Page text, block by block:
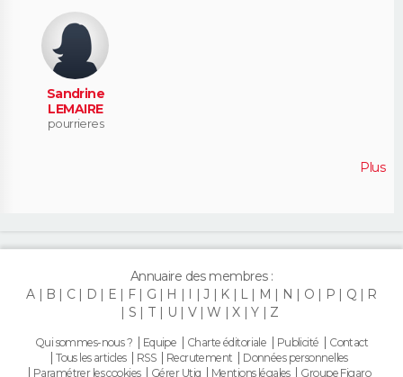
Sandrine
LEMAIRE
pourrieres
Plus
Annuaire des membres :
A
B C D E F G H I J K L M N O P Q
R
S
T U V W X Y Z
Qui sommes-nous ? Equipe Charte éditoriale Publicité
Contact
Tous les articles
RSS Recrutement
Données personnelles
Paramétrer les cookies
Gérer Utiq Mentions légales Groupe Figaro